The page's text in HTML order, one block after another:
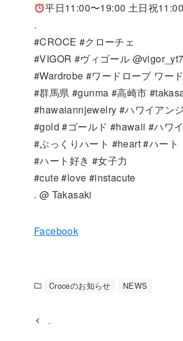
平日11:00〜19:00 土日祝
.
#CROCE #クローチェ
#VIGOR #ヴィゴール
#Wardrobe #ワードローブ ワー
#群馬県 #gunma #高崎市
#hawaiannjewelry #ハワイアン
#gold #ゴールド #hawaii #ハワイ
#ぷっくりハート #heart #ハート
#ハート好き #女子力
#cute #love #instacute
. @ Takasaki
Facebook
Croceのお知らせ NEWS
．